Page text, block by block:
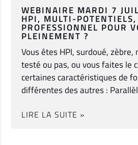
WEBINAIRE MARDI 7
HPI, MULTI-POTENTIELS,
PROFESSIONNEL POUR
PLEINEMENT ?
Vous êtes HPI, surdoué,
testé ou pas, ou vous faites le
certaines caractéristiques de
différentes des autres :
LIRE LA SUITE »